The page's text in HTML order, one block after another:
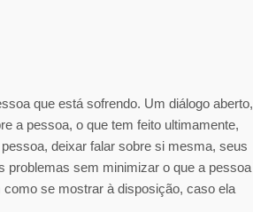
que está sofrendo. Um diálogo aberto,
a pessoa, o que tem feito ultimamente,
deixar falar sobre si mesma, seus
sem minimizar o que a pessoa
se mostrar à disposição, caso ela